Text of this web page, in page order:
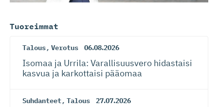
Tuoreimmat
Talous, Verotus 06.08.2026
Isomaa ja Urrila: Varallisuusvero hidastaisi
kasvua ja karkottaisi pääomaa
Suhdanteet, Talous 27.07.2026